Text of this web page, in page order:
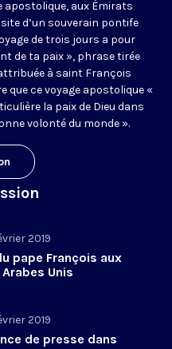
apostolique, aux Émirats
d’un souverain pontife
de trois jours a pour
de ta paix », phrase tirée
à saint François
que ce voyage apostolique «
la paix de Dieu dans
volonté du monde ».
2019
pape François aux
Unis
2019
de presse dans